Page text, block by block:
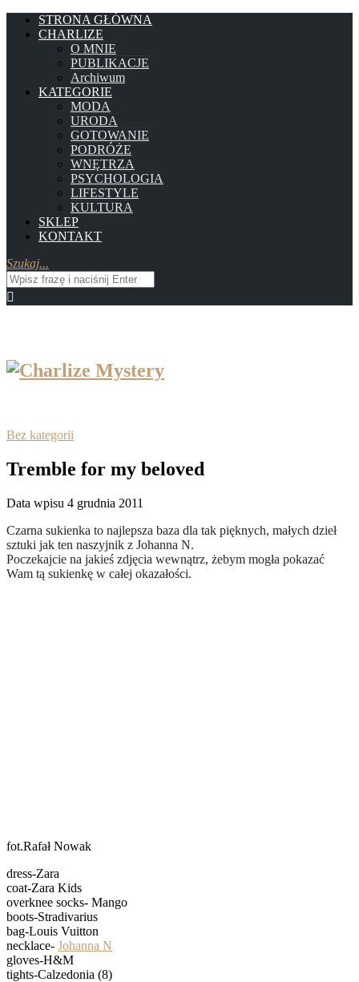
STRONA GŁÓWNA
CHARLIZE
O MNIE
PUBLIKACJE
Archiwum
KATEGORIE
MODA
URODA
GOTOWANIE
PODRÓŻE
WNĘTRZA
PSYCHOLOGIA
LIFESTYLE
KULTURA
SKLEP
KONTAKT
Szukaj...
Bez kategorii
Tremble for my beloved
Data wpisu 4 grudnia 2011
Czarna sukienka to najlepsza baza dla tak pięknych, małych dzieł
sztuki jak ten naszyjnik z Johanna N.
Poczekajcie na jakieś zdjęcia wewnątrz, żebym mogła pokazać
Wam tą sukienkę w całej okazałości.
fot.Rafał Nowak
dress-Zara
coat-Zara Kids
overknee socks- Mango
boots-Stradivarius
bag-Louis Vuitton
necklace- Johanna N
gloves-H&M
tights-Calzedonia (8)